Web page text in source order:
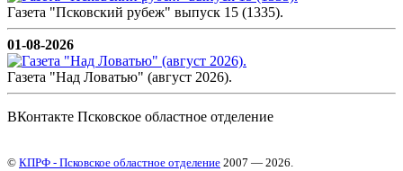
Газета "Псковский рубеж" выпуск 15 (1335).
01-08-2026
Газета "Над Ловатью" (август 2026).
ВКонтакте Псковское областное отделение
© КПРФ - Псковское областное отделение 2007 — 2026.